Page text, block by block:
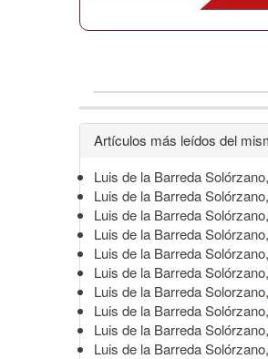
Detalles
del
artículo
Artículos más leídos del
Luis de la Barreda Solórzano,
Luis de la Barreda Solórzano,
Luis de la Barreda Solórzano,
Luis de la Barreda Solórzano,
Luis de la Barreda Solórzano,
Luis de la Barreda Solórzano,
Luis de la Barreda Solorzano,
Luis de la Barreda Solórzano,
Luis de la Barreda Solórzano,
Luis de la Barreda Solórzano,